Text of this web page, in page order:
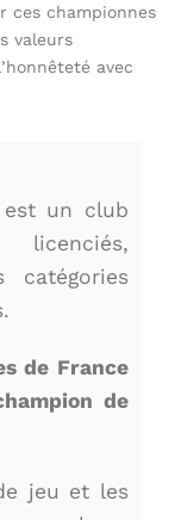
ces championnes
valeurs
avec
est un club
catégories
de France
de
jeu et les